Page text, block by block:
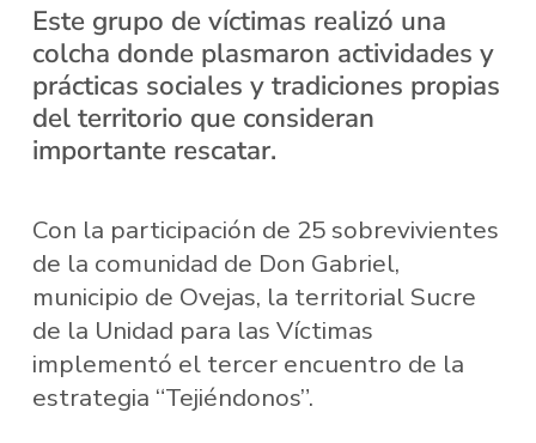
Este grupo de víctimas realizó una
colcha donde plasmaron actividades y
prácticas sociales y tradiciones propias
del territorio que consideran
importante rescatar.
Con la participación de 25 sobrevivientes
de la comunidad de Don Gabriel,
municipio de Ovejas, la territorial Sucre
de la Unidad para las Víctimas
implementó el tercer encuentro de la
estrategia “Tejiéndonos”.